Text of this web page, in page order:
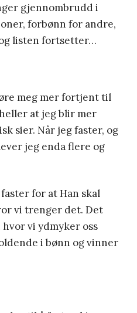
gjennombrudd i
forbønn for andre,
listen fortsetter…
meg mer fortjent til
at jeg blir mer
sier. Når jeg faster, og
jeg enda flere og
for at Han skal
vi trenger det. Det
vi ydmyker oss
i bønn og vinner